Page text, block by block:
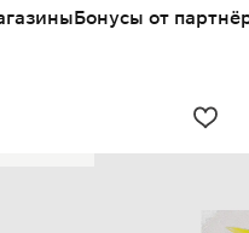
Бонусы от